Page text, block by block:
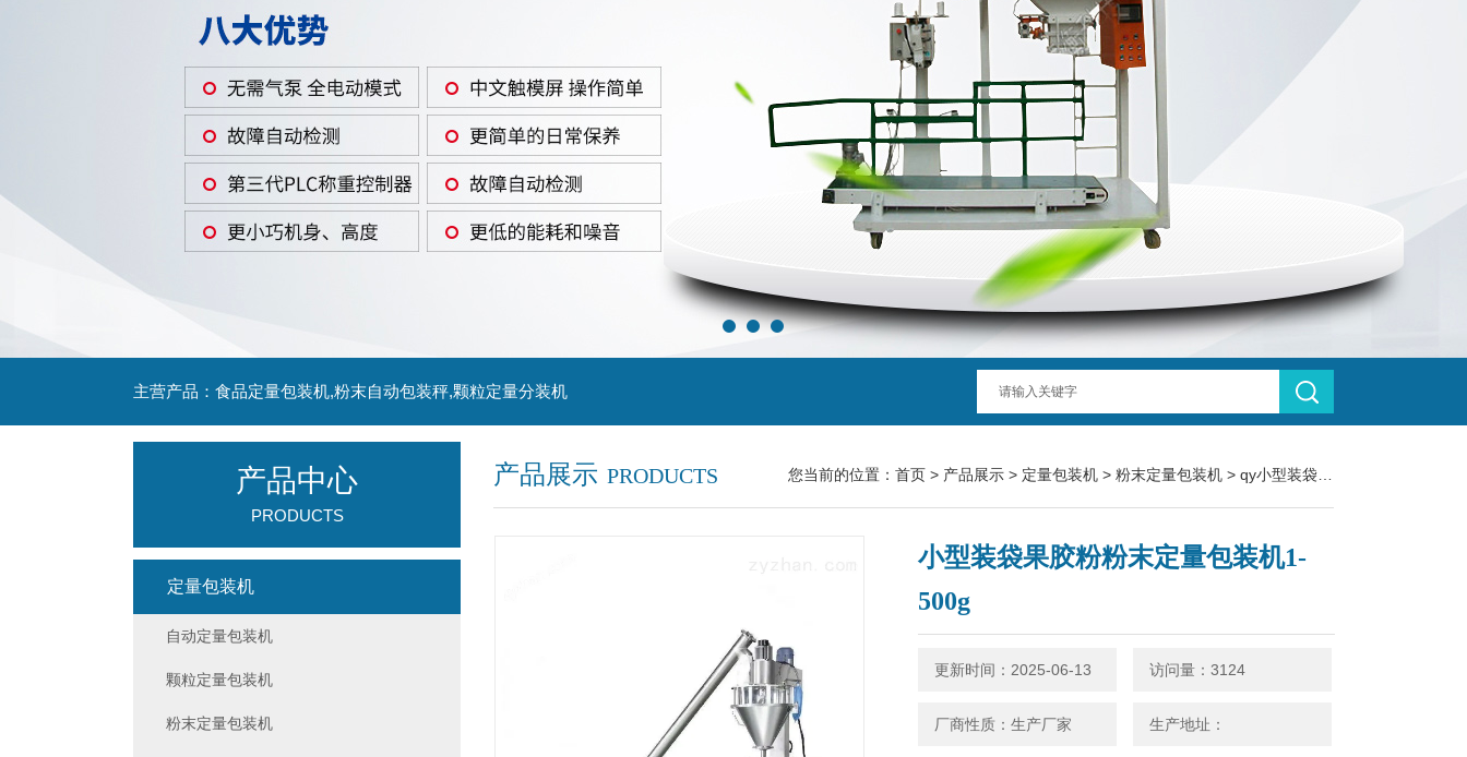
主营产品：食品定量包装机,粉末自动包装秤,颗粒定量分装机
产品展示 PRODUCTS 您当前的位置： 首页 > 产品展示 > 定量包装机 > 粉末定量包装机 > qy小型装袋果胶粉粉末定量包装机1-500g
小型装袋果胶粉粉末定量包装机1-
500g
更新时间：2025-06-13 访问量：3124
厂商性质：生产厂家 生产地址：
产品中心
PRODUCTS
定量包装机
自动定量包装机
颗粒定量包装机
粉末定量包装机